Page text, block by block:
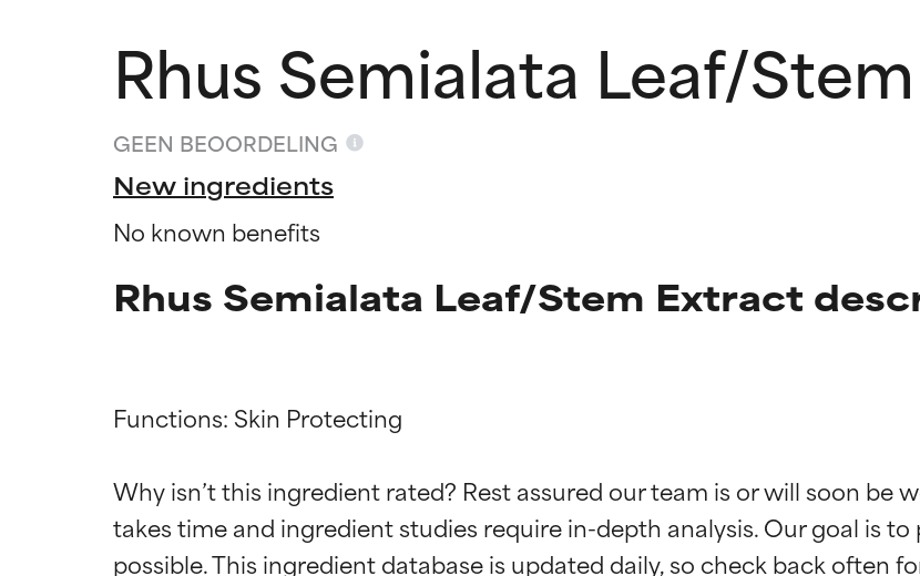
Rhus Semialata Leaf/
GEEN BEOORDELING
New ingredients
No known benefits
Rhus Semialata Leaf/Stem Extract
Functions: Skin Protecting
Why isn’t this ingredient rated? Rest assured our team is or will soon be
takes time and ingredient studies require in-depth analysis. Our goal is
Beoordelingen van ingrediënten
BESTE
Beoordelingen van ingrediënten
BESTE